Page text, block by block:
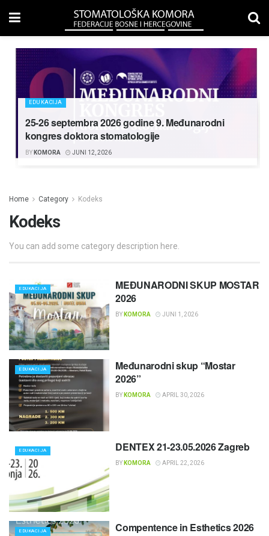
EDUKACIJA
25-26 septembra 2026 godine 9. Međunarodni
kongres doktora stomatologije
BY KOMORA JUNI 12, 2026
Home Category Kodeks
Kodeks
You can add some category description here.
EDUKACIJA
MEĐUNARODNI SKUP MOSTAR
2026
BY KOMORA JUNI 1, 2026
EDUKACIJA
Međunarodni skup “Mostar
2026”
BY KOMORA APRIL 30, 2026
EDUKACIJA DENTEX 21-23.05.2026 Zagreb
BY KOMORA APRIL 22, 2026
EDUKACIJA Compentence in Esthetics 2026